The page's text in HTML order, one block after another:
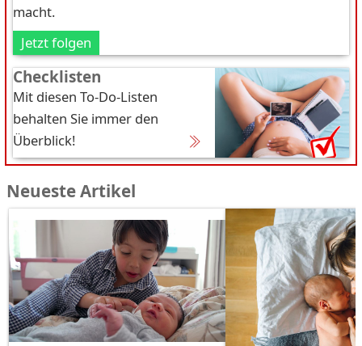
macht.
Jetzt folgen
Checklisten
Mit diesen To-Do-Listen
behalten Sie immer den
Überblick!
Neueste Artikel